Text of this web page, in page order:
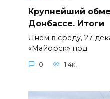
Крупнейший
Донбассе. Итоги
Днем в среду, 27
«Майорск» под
0 1.4к.